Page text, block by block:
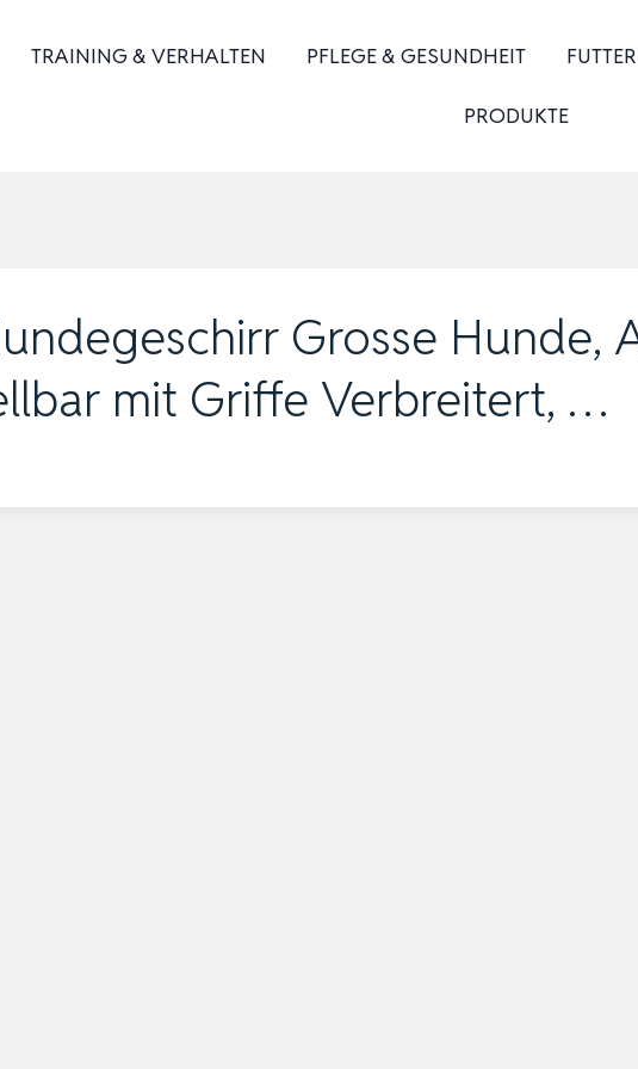
TRAINING & VERHALTEN PFLEGE & GESUNDHEIT
PRODUKTE
Grosse Hunde,
mit Griffe Verbreitert, …